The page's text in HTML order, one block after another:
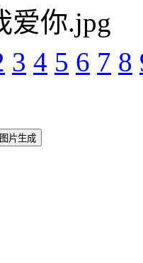
爱你.jpg
3 4 5 6 7 8